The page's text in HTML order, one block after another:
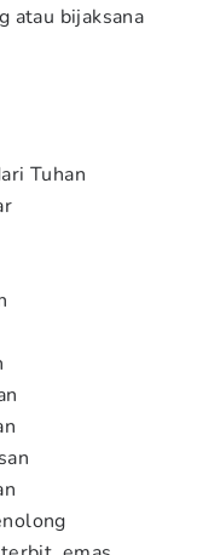
atau bijaksana
Tuhan